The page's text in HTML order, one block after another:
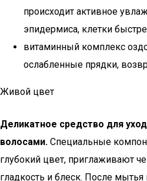
происходит активное
эпидермиса, клетки
витаминный комплекс
ослабленные прядки,
Живой цвет
Деликатное средство для
волосами. Специальные
глубокий цвет, приглаживают
гладкость и блеск. После